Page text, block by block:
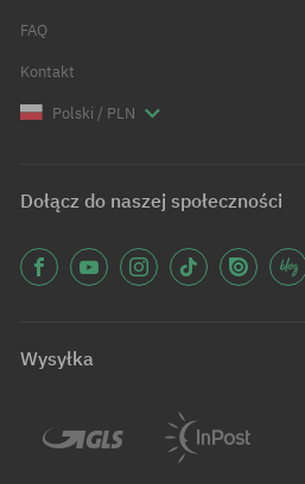
FAQ
Kontakt
Polski / PLN
Dołącz do naszej społeczności
Wysyłka